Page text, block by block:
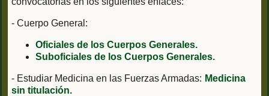
- Cuerpo General:
Oficiales de los Cuerpos Generales.
Suboficiales de los Cuerpos Generales.
- Estudiar Medicina en las Fuerzas Armadas: Medicina
sin titulación.